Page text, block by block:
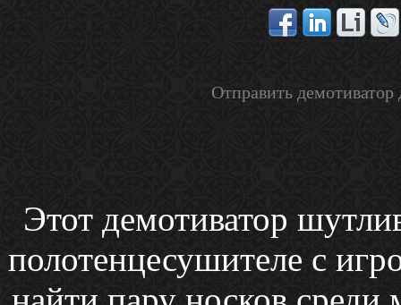
Отправить
Этот демотиватор
полотенцесушителе с